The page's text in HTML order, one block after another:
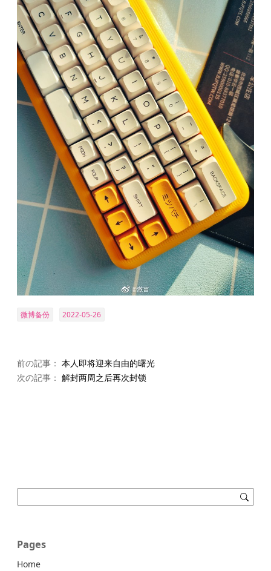
微博备份 2022-05-26
前の記事： 本人即将迎来自由的曙光
次の記事： 解封两周之后再次封锁
Pages
Home